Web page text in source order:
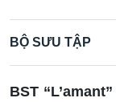
BỘ SƯU TẬP
BST